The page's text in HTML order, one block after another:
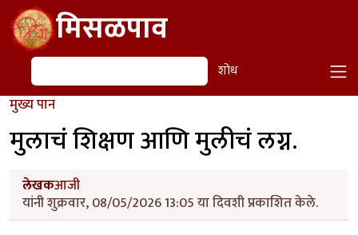
Skip to main contentमिसळपाव
शोध शोध
मुख्य पान
मुलाचं शिक्षण आणि मुलीचं लग्न.
लेखकआजी
यांनी शुक्रवार, 08/05/2026 13:05 या दिवशी प्रकाशित केले.